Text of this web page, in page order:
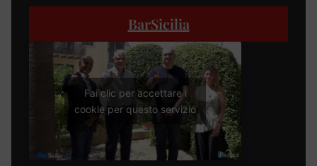
BarSicilia
Fai clic per accettare i
cookie per questo servizio